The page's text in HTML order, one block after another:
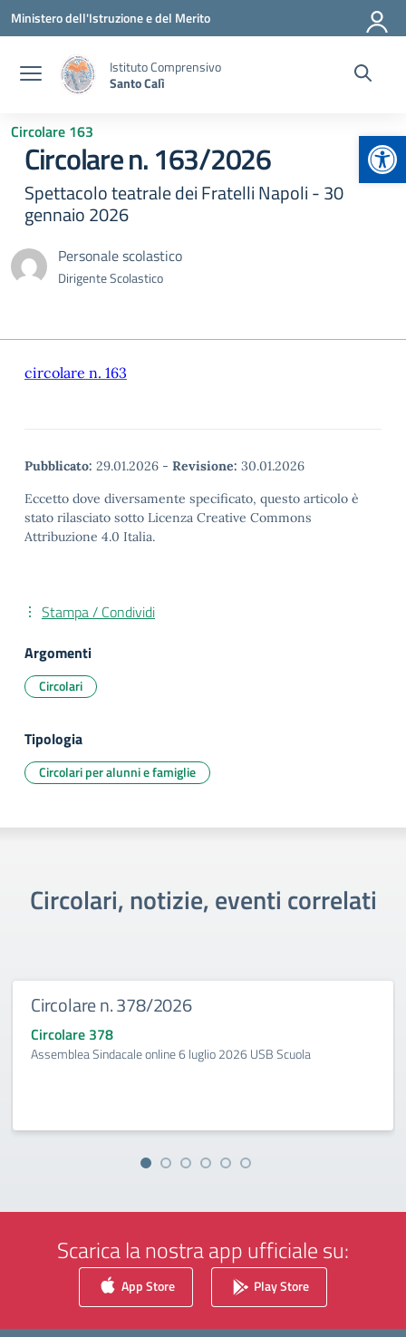
Vai ai contenuti
Vai al menu di navigazione
Vai al footer
Ministero dell'Istruzione e del Merito
Istituto Comprensivo
Santo Calì
Circolare 163
Circolare n. 163/2026
Spettacolo teatrale dei Fratelli Napoli - 30
gennaio 2026
Personale scolastico
Dirigente Scolastico
circolare n. 163
Pubblicato: 29.01.2026 - Revisione: 30.01.2026
Eccetto dove diversamente specificato, questo articolo è
stato rilasciato sotto Licenza Creative Commons
Attribuzione 4.0 Italia.
Stampa / Condividi
Argomenti
Circolari
Tipologia
Circolari per alunni e famiglie
Circolari, notizie, eventi correlati
Circolare n. 378/2026
Circolare 378
Assemblea Sindacale online 6 luglio 2026 USB Scuola
Scarica la nostra app ufficiale su:
App Store Play Store